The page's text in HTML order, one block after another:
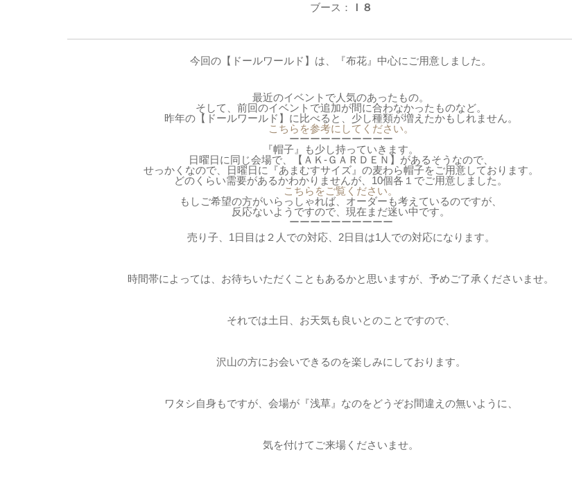
ブース： Ｉ８
今回の【ドールワールド】は、『布花』中心にご用意しました。
最近のイベントで人気のあったもの。
そして、前回のイベントで追加が間に合わなかったものなど。
昨年の【ドールワールド】に比べると、少し種類が増えたかもしれません。
こちらを参考にしてください。
ーーーーーーーーーー
『帽子』も少し持っていきます。
日曜日に同じ会場で、【ＡＫ-ＧＡＲＤＥＮ】があるそうなので、
せっかくなので、日曜日に『あまむすサイズ』の麦わら帽子をご用意しております。
どのくらい需要があるかわかりませんが、10個各１でご用意しました。
こちらをご覧ください。
もしご希望の方がいらっしゃれば、オーダーも考えているのですが、
反応ないようですので、現在まだ迷い中です。
ーーーーーーーーーー
売り子、1日目は２人での対応、2日目は1人での対応になります。
時間帯によっては、お待ちいただくこともあるかと思いますが、予めご了承くださいませ。
それでは土日、お天気も良いとのことですので、
沢山の方にお会いできるのを楽しみにしております。
ワタシ自身もですが、会場が『浅草』なのをどうぞお間違えの無いように、
気を付けてご来場くださいませ。